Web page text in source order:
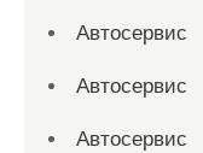
Автосервис
Автосервис
Автосервис